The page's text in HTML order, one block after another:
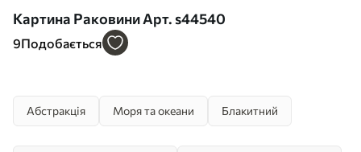
Картина Раковини Арт. s44540
9Подобається
Абстракція Моря та океани Блакитний